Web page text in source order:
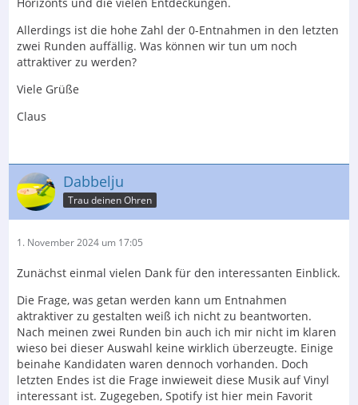
Horizonts und die vielen Entdeckungen.
Allerdings ist die hohe Zahl der 0-Entnahmen in den letzten
zwei Runden auffällig. Was können wir tun um noch
attraktiver zu werden?
Viele Grüße
Claus
Dabbelju
Trau deinen Ohren
1. November 2024 um 17:05
Zunächst einmal vielen Dank für den interessanten Einblick.
Die Frage, was getan werden kann um Entnahmen
aktraktiver zu gestalten weiß ich nicht zu beantworten.
Nach meinen zwei Runden bin auch ich mir nicht im klaren
wieso bei dieser Auswahl keine wirklich überzeugte. Einige
beinahe Kandidaten waren dennoch vorhanden. Doch
letzten Endes ist die Frage inwieweit diese Musik auf Vinyl
interessant ist. Zugegeben, Spotify ist hier mein Favorit